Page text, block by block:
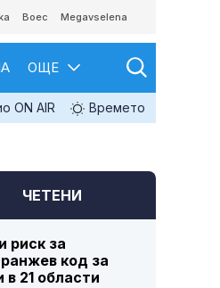
Boec Megavselena
ОЩЕ
ON AIR Времето
ЧЕТЕНИ
риск за
код за
21 области